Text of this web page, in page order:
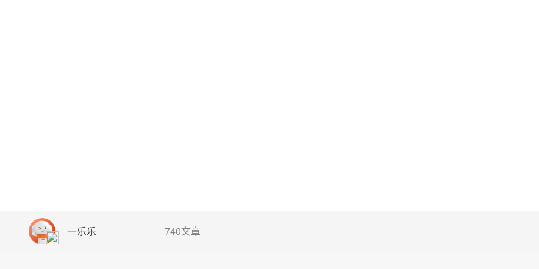
一乐乐 740文章